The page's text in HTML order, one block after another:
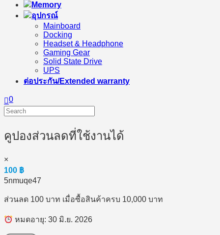
Memory
อุปกรณ์
Mainboard
Docking
Headset & Headphone
Gaming Gear
Solid State Drive
UPS
ต่อประกัน/Extended warranty
0
คูปองส่วนลดที่ใช้งานได้
×
100 ฿
5nmuqe47
ส่วนลด 100 บาท เมื่อซื้อสินค้าครบ 10,000 บาท
หมดอายุ: 30 มิ.ย. 2026